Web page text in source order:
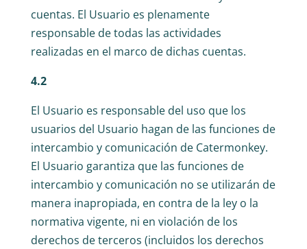
cuentas. El Usuario es plenamente
responsable de todas las actividades
realizadas en el marco de dichas cuentas.
4.2
El Usuario es responsable del uso que los
usuarios del Usuario hagan de las funciones de
intercambio y comunicación de Catermonkey.
El Usuario garantiza que las funciones de
intercambio y comunicación no se utilizarán de
manera inapropiada, en contra de la ley o la
normativa vigente, ni en violación de los
derechos de terceros (incluidos los derechos